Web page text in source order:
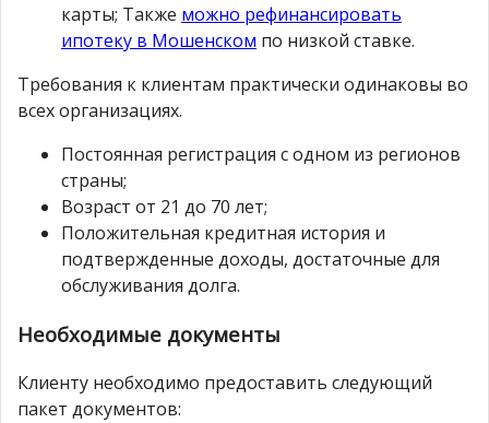
карты; Также можно рефинансировать
ипотеку в Мошенском по низкой ставке.
Требования к клиентам практически одинаковы во
всех организациях.
Постоянная регистрация с одном из регионов
страны;
Возраст от 21 до 70 лет;
Положительная кредитная история и
подтвержденные доходы, достаточные для
обслуживания долга.
Необходимые документы
Клиенту необходимо предоставить следующий
пакет документов: